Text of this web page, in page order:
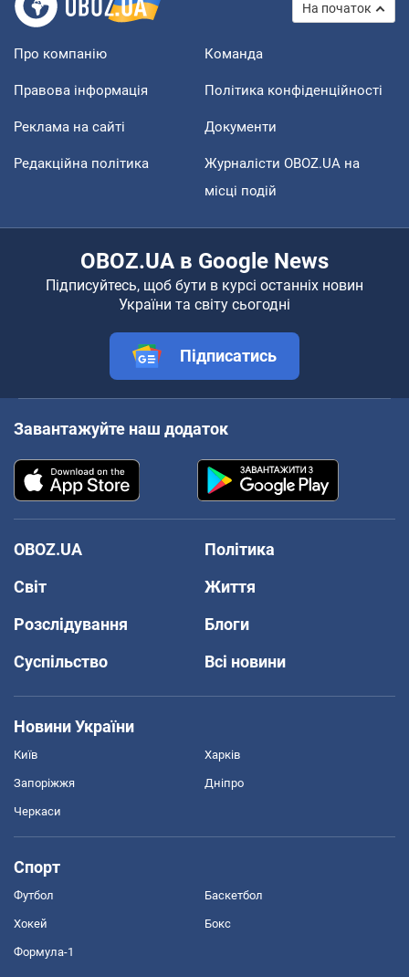
На початок
Про компанію Команда
Правова інформація Політика конфіденційності
Реклама на сайті Документи
Редакційна політика
Журналісти OBOZ.UA на
місці подій
OBOZ.UA в Google News
Підписуйтесь, щоб бути в курсі останніх новин
України та світу сьогодні
Підписатись
Завантажуйте наш додаток
OBOZ.UA
Політика
Світ
Життя
Розслідування
Блоги
Суспільство
Всі новини
Новини України
Київ Харків
Запоріжжя Дніпро
Черкаси
Спорт
Футбол Баскетбол
Хокей Бокс
Формула-1